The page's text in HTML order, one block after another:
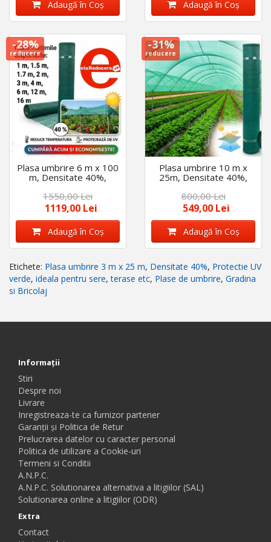
Adaugă în Coş Adaugă în Coş
-28%
reducere
Plasa umbrire 6 m x 100
m, Densitate 40%,
ideala pentru sere,
terase etc
1550,00 Lei
1119,00 Lei
Adaugă în Coş
-31%
reducere
Plasa umbrire 10 m x
25m, Densitate 40%,
ideala pentru sere,
terase etc.
800,00 Lei
549,00 Lei
Adaugă în Coş
Etichete: Plasa umbrire 3 m x 25 m, Densitate 40%, Protectie UV
verde, ideala pentru sere,terase etc, Plase de umbrire, Gradina
si Bricolaj
Informaţii
Stiri
Despre noi
Livrare
Inregistreaza-te ca furnizor partener
Garanții și Politica de Retur
Prelucrarea datelor cu caracter personal
Politica de utilizare a Cookie-uri
Termeni si Conditii
A.N.P.C.
A.N.P.C. Solutionarea alternativa a litigiilor (SAL)
Solutionarea online a litigiilor (ODR)
Extra
Contact